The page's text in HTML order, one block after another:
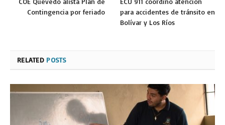
Contingencia por feriado
para accidentes de tránsito en
Bolívar y Los Ríos
RELATED POSTS